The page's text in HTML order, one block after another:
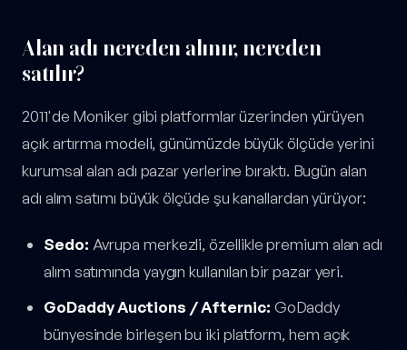
Alan adı nereden alınır, nereden
satılır?
2011'de Moniker gibi platformlar üzerinden yürüyen
açık artırma modeli, günümüzde büyük ölçüde yerini
kurumsal alan adı pazar yerlerine bıraktı. Bugün alan
adı alım satımı büyük ölçüde şu kanallardan yürüyor:
Sedo: Avrupa merkezli, özellikle premium alan adı
alım satımında yaygın kullanılan bir pazar yeri.
GoDaddy Auctions / Afternic: GoDaddy
bünyesinde birleşen bu iki platform, hem açık